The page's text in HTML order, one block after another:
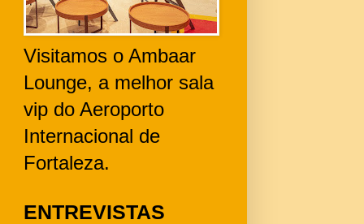
Visitamos o Ambaar
Lounge, a melhor sala
vip do Aeroporto
Internacional de
Fortaleza.
ENTREVISTAS